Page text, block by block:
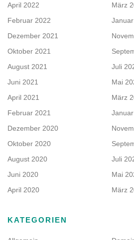
April 2022
März
Februar 2022
Dezember 2021
Oktober 2021
August 2021
Juli
Juni 2021
Mai
April 2021
März
Februar 2021
Dezember 2020
Oktober 2020
August 2020
Juli
Juni 2020
Mai
April 2020
März
KATEGORIEN